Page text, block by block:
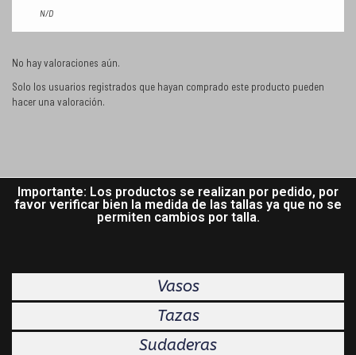
N/D
No hay valoraciones aún.
Solo los usuarios registrados que hayan comprado este producto pueden
hacer una valoración.
Importante: Los productos se realizan por pedido, por
favor verificar bien la medida de las tallas ya que no se
permiten cambios por talla.
Vasos
Tazas
Sudaderas